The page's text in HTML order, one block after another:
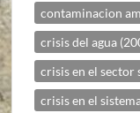
contaminacion
crisis del agua
crisis en el sector
crisis en el